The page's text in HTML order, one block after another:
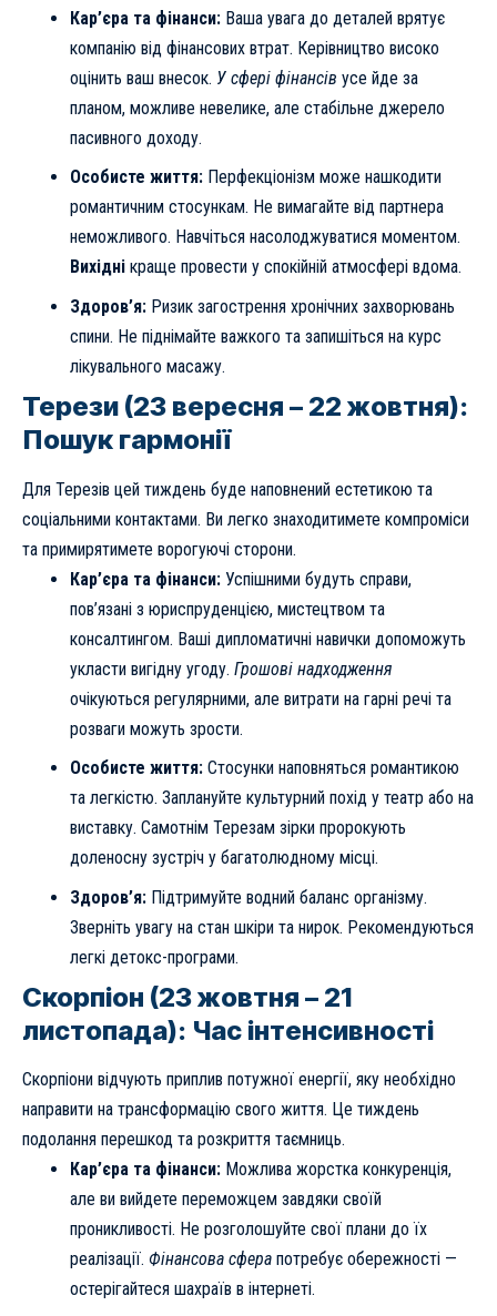
Кар’єра та фінанси:Ваша увага до деталей врятує
компанію від фінансових втрат. Керівництво високо
оцінить ваш внесок. У сфері фінансів усе йде за
планом, можливе невелике, але стабільне джерело
пасивного доходу.
Особисте життя:Перфекціонізм може нашкодити
романтичним стосункам. Не вимагайте від партнера
неможливого. Навчіться насолоджуватися моментом.
Вихіднікраще провести у спокійній атмосфері вдома.
Здоров’я:Ризик загострення хронічних захворювань
спини. Не піднімайте важкого та запишіться на курс
лікувального масажу.
Терези (23 вересня – 22 жовтня):
Пошук гармонії
Для Терезів цей тиждень буде наповнений естетикою та
соціальними контактами. Ви легко знаходитимете компроміси
та примирятимете ворогуючі сторони.
Кар’єра та фінанси:Успішними будуть справи,
пов’язані з юриспруденцією, мистецтвом та
консалтингом. Ваші дипломатичні навички допоможуть
укласти вигідну угоду. Грошові надходження
очікуються регулярними, але витрати на гарні речі та
розваги можуть зрости.
Особисте життя:Стосунки наповняться романтикою
та легкістю. Заплануйте культурний похід у театр або на
виставку. Самотнім Терезам зірки пророкують
доленосну зустріч у багатолюдному місці.
Здоров’я:Підтримуйте водний баланс організму.
Зверніть увагу на стан шкіри та нирок. Рекомендуються
легкі детокс-програми.
Скорпіон (23 жовтня – 21
листопада): Час інтенсивності
Скорпіони відчують приплив потужної енергії, яку необхідно
направити на трансформацію свого життя. Це тиждень
подолання перешкод та розкриття таємниць.
Кар’єра та фінанси:Можлива жорстка конкуренція,
але ви вийдете переможцем завдяки своїй
проникливості. Не розголошуйте свої плани до їх
реалізації. Фінансова сферапотребує обережності —
остерігайтеся шахраїв в інтернеті.